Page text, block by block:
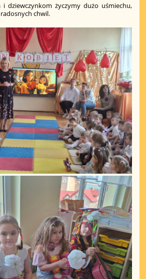
i dziewczynkom życzymy dużo uśmiechu,
chwil.